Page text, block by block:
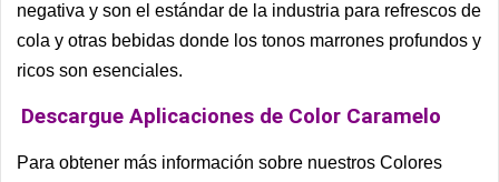
negativa y son el estándar de la industria para refrescos de
cola y otras bebidas donde los tonos marrones profundos y
ricos son esenciales.
Descargue Aplicaciones de Color Caramelo
Para obtener más información sobre nuestros Colores